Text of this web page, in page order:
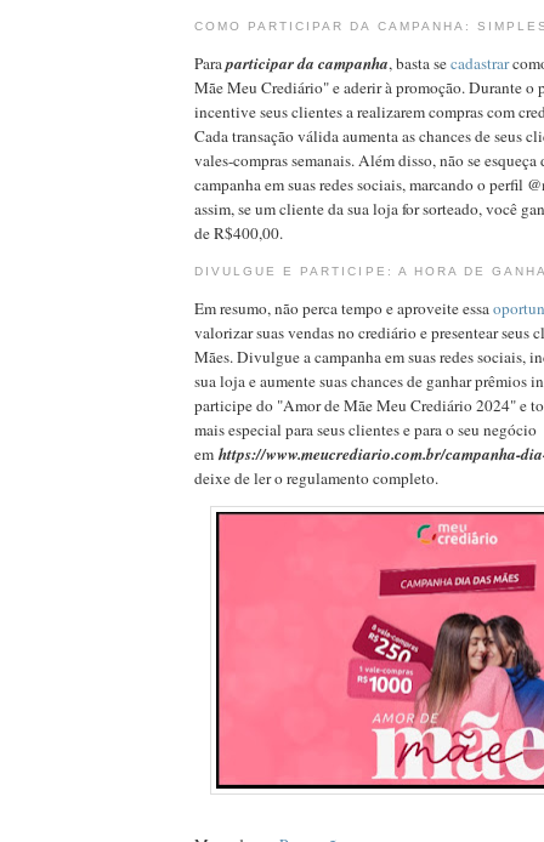
COMO PARTICIPAR DA CAMPANHA:
Paraparticipar da campanha, basta secadastrar
Mãe Meu Crediário" e aderir à promoção. Durante o
incentive seus clientes a realizarem compras com
Cada transação válida aumenta as chances de seus
vales-compras semanais. Além disso, não se
campanha em suas redes sociais, marcando o perfil
assim, se um cliente da sua loja for sorteado, você
de R$400,00.
DIVULGUE E PARTICIPE: A HORA DE
Em resumo, não perca tempo e aproveite essa
valorizar suas vendas no crediário e presentear seus
Mães. Divulgue a campanha em suas redes sociais,
sua loja e aumente suas chances de ganhar prêmios
participe do "Amor de Mãe Meu Crediário 2024" e
mais especial para seus clientes e para o seu negócio
em https://www.meucrediario.com.br/campanha-
deixe de ler o regulamento completo.